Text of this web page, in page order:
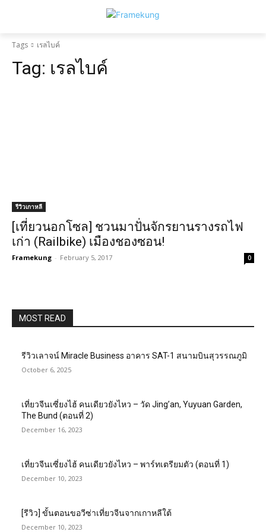
Tags เรลไบค์
Tag: เรลไบค์
รีวิวเกาหลี
[เที่ยวนอกโซล] ชวนมาปั่นจักรยานรางรถไฟ
เก่า (Railbike) เมืองชองซอน!
Framekung - February 5, 2017 0
MOST READ
รีวิวเลาจน์ Miracle Business อาคาร SAT-1 สนามบินสุวรรณภูมิ
October 6, 2025
เที่ยวจีนเซี่ยงไฮ้ คนเดียวยังไหว – วัด Jing’an, Yuyuan Garden,
The Bund (ตอนที่ 2)
December 16, 2023
เที่ยวจีนเซี่ยงไฮ้ คนเดียวยังไหว – พาร์ทเตรียมตัว (ตอนที่ 1)
December 10, 2023
[รีวิว] ขั้นตอนขอวีซ่าเที่ยวจีนจากเกาหลีใต้
December 10, 2023